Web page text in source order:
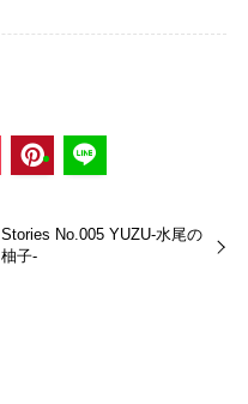
Stories No.005 YUZU-水尾の
柚子-